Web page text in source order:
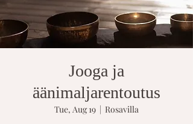
Jooga ja
äänimaljarentoutus
Tue, Aug 19
  |
Rosavilla